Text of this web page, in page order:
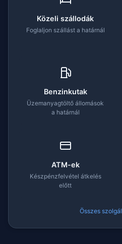
Közeli szállodák
Foglaljon szállást a határnál
Benzinkutak
Üzemanyagtöltő állomások
a határnál
ATM-ek
Készpénzfelvétel átkelés
előtt
Összes